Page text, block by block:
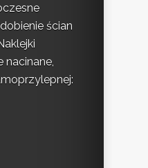
ścian
nacinane,